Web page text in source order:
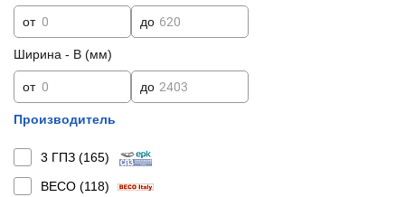
от до
Ширина - B (мм)
от до
Производитель
3 ГПЗ (165)
BECO (118)